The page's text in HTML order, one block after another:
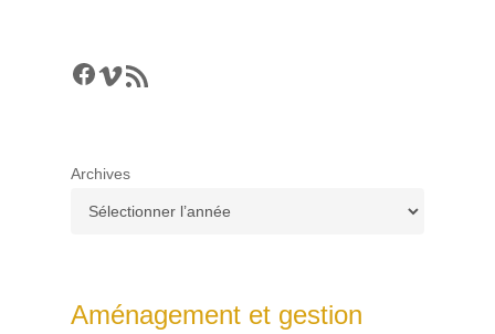
Facebook
Vimeo
Archives
Aménagement et gestion